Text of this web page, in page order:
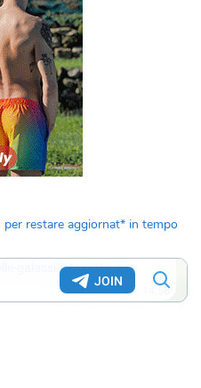
restare aggiornat* in tempo